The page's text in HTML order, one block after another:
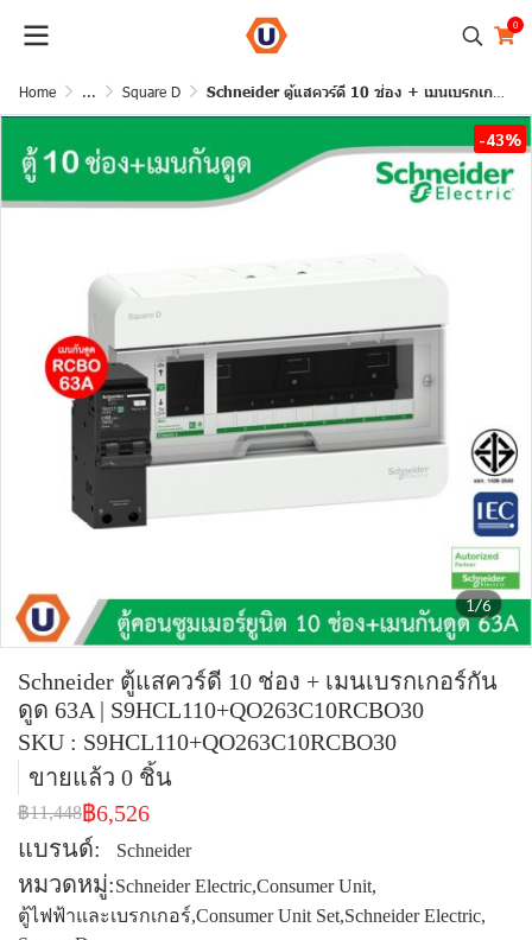
0
Home ... Square D Schneider ตู้แสควร์ดี 10 ช่อง + เมนเบรกเกอร์กันดูด 63A | S9HCL110+QO263C10RCBO30
1/6
-43%
Schneider ตู้แสควร์ดี 10 ช่อง + เมนเบรกเกอร์กัน
ดูด 63A | S9HCL110+QO263C10RCBO30
SKU : S9HCL110+QO263C10RCBO30
ขายแล้ว 0 ชิ้น
฿11,448฿6,526
แบรนด์:
Schneider
หมวดหมู่:Schneider Electric,Consumer Unit,
ตู้ไฟฟ้าและเบรกเกอร์,Consumer Unit Set,Schneider Electric,